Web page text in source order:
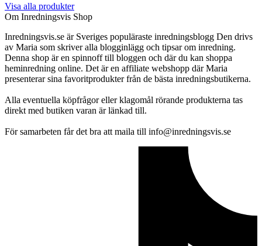
Visa alla produkter
Om Inredningsvis Shop
Inredningsvis.se är Sveriges populäraste inredningsblogg Den drivs
av Maria som skriver alla blogginlägg och tipsar om inredning.
Denna shop är en spinnoff till bloggen och där du kan shoppa
heminredning online. Det är en affiliate webshopp där Maria
presenterar sina favoritprodukter från de bästa inredningsbutikerna.
Alla eventuella köpfrågor eller klagomål rörande produkterna tas
direkt med butiken varan är länkad till.
För samarbeten får det bra att maila till info@inredningsvis.se